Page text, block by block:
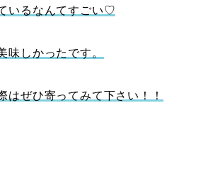
いるなんてすごい♡
味しかったです。
はぜひ寄ってみて下さい！！